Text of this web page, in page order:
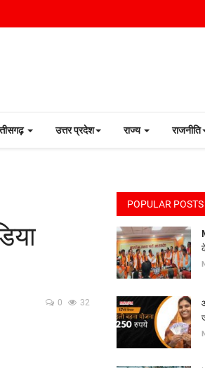
उत्तर प्रदेश राज्य राजनीति
0 32
POPULAR POSTS